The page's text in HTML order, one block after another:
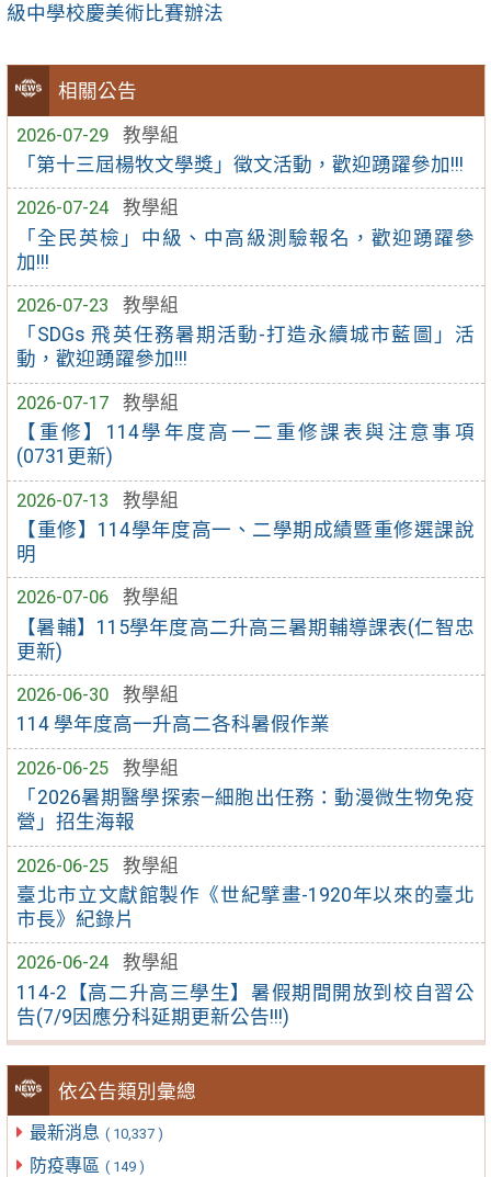
相關公告
2026-07-29
教學組
「第十三屆楊牧文學獎」徵文活動，歡迎踴躍參加!!!
2026-07-24
教學組
「全民英檢」中級、中高級測驗報名，歡迎踴躍參
加!!!
2026-07-23
教學組
「SDGs 飛英任務暑期活動-打造永續城市藍圖」活
動，歡迎踴躍參加!!!
2026-07-17
教學組
【重修】114學年度高一二重修課表與注意事項
(0731更新)
2026-07-13
教學組
【重修】114學年度高一、二學期成績暨重修選課說
明
2026-07-06
教學組
【暑輔】115學年度高二升高三暑期輔導課表(仁智忠
更新)
2026-06-30
教學組
114 學年度高一升高二各科暑假作業
2026-06-25
教學組
「2026暑期醫學探索—細胞出任務：動漫微生物免疫
營」招生海報
2026-06-25
教學組
臺北市立文獻館製作《世紀擘畫-1920年以來的臺北
市長》紀錄片
2026-06-24
教學組
114-2【高二升高三學生】暑假期間開放到校自習公
告(7/9因應分科延期更新公告!!!)
依公告類別彙總
最新消息 ( 10,337 )
防疫專區 ( 149 )
級中學校慶美術比賽辦法